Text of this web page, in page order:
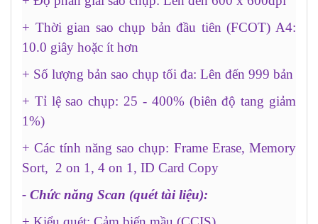
+ Thời gian sao chụp bản đầu tiên (FCOT) A4:
10.0 giây hoặc ít hơn
+ Số lượng bản sao chụp tối đa: Lên đến 999 bản
+ Tỉ lệ sao chụp: 25 - 400% (biên độ tang giảm
1%)
+ Các tính năng sao chụp: Frame Erase, Memory
Sort, 2 on 1, 4 on 1, ID Card Copy
- Chức năng Scan (quét tài liệu):